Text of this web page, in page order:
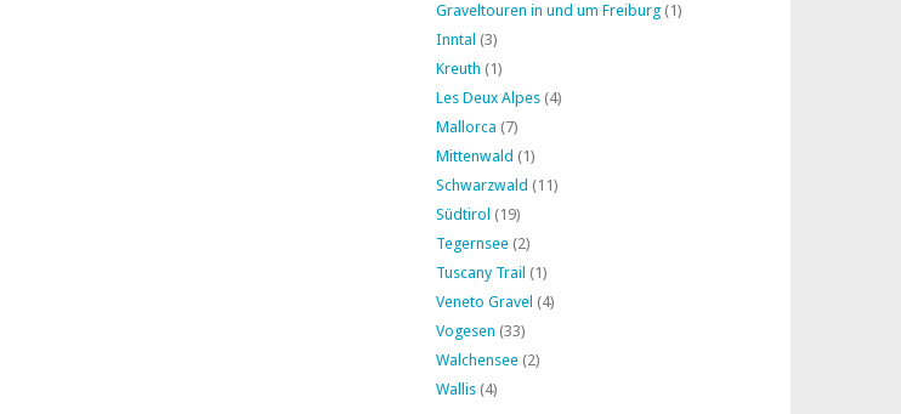
Graveltouren in und um Freiburg (1)
Inntal (3)
Kreuth (1)
Les Deux Alpes (4)
Mallorca (7)
Mittenwald (1)
Schwarzwald (11)
Südtirol (19)
Tegernsee (2)
Tuscany Trail (1)
Veneto Gravel (4)
Vogesen (33)
Walchensee (2)
Wallis (4)